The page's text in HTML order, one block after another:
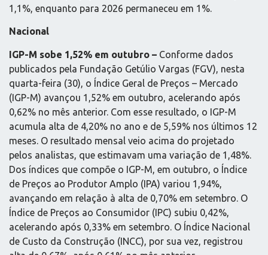
1,1%, enquanto para 2026 permaneceu em 1%.
Nacional
IGP-M sobe 1,52% em outubro – Conforme dados
publicados pela Fundação Getúlio Vargas (FGV), nesta
quarta-feira (30), o Índice Geral de Preços – Mercado
(IGP-M) avançou 1,52% em outubro, acelerando após
0,62% no mês anterior. Com esse resultado, o IGP-M
acumula alta de 4,20% no ano e de 5,59% nos últimos 12
meses. O resultado mensal veio acima do projetado
pelos analistas, que estimavam uma variação de 1,48%.
Dos índices que compõe o IGP-M, em outubro, o Índice
de Preços ao Produtor Amplo (IPA) variou 1,94%,
avançando em relação à alta de 0,70% em setembro. O
Índice de Preços ao Consumidor (IPC) subiu 0,42%,
acelerando após 0,33% em setembro. O Índice Nacional
de Custo da Construção (INCC), por sua vez, registrou